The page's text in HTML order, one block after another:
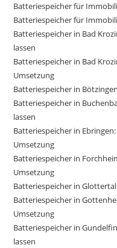
Batteriespeicher für
Batteriespeicher für
Batteriespeicher in Bad
lassen
Batteriespeicher in Bad
Umsetzung
Batteriespeicher in
Batteriespeicher in
lassen
Batteriespeicher in
Umsetzung
Batteriespeicher in
Umsetzung
Batteriespeicher in
Batteriespeicher in
Umsetzung
Batteriespeicher in
lassen